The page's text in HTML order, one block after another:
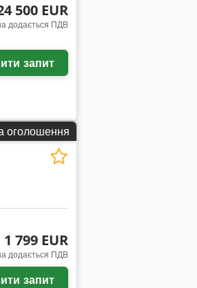
500 EUR
додається ПДВ
запит
оголошення
1 799 EUR
додається ПДВ
запит